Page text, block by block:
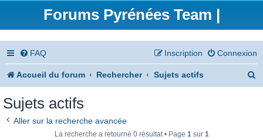
Forums Pyrénées Team |
FAQ Connexion
Inscription
Accueil du forum Rechercher Sujets actifs
Sujets actifs
Aller sur la recherche avancée
La recherche a retourné 0 résultat • Page 1sur 1